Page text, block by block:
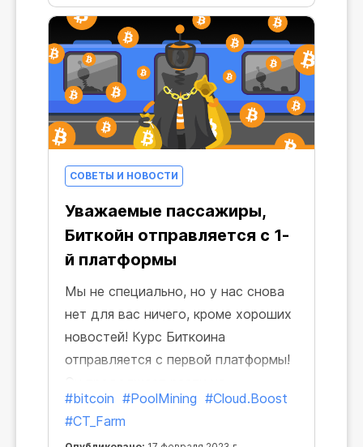
дохода ваших рефералов.
СОВЕТЫ И НОВОСТИ
Уважаемые пассажиры,
Биткойн отправляется с 1-
й платформы
Мы не специально, но у нас снова
нет для вас ничего, кроме хороших
новостей! Курс Биткоина
отправляется с первой платформы!
протяжении нескольких месяцев и
скорость этого роста скоро
#bitcoin #PoolMining #Cloud.Boost
#CT_Farm